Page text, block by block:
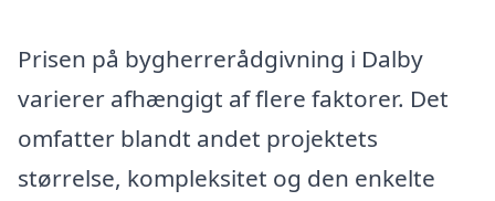
Prisen på bygherrerådgivning i Dalby
varierer afhængigt af flere faktorer. Det
omfatter blandt andet projektets
størrelse, kompleksitet og den enkelte